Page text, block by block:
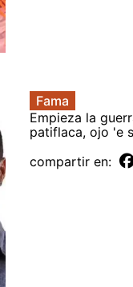
Fama
Empieza la
patiflaca, ojo 'e
compartir en: